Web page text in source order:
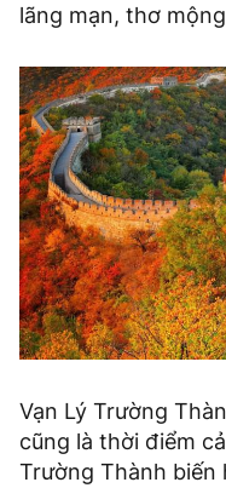
lãng mạn, thơ
Vạn Lý Trường
cũng là thời điểm
Trường Thành biến